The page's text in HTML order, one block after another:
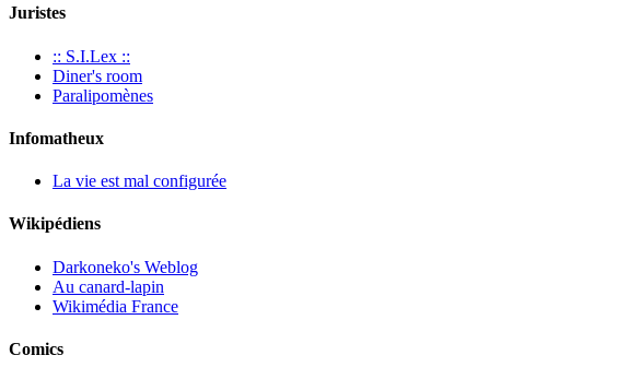
Juristes
:: S.I.Lex ::
Diner's room
Paralipomènes
Infomatheux
La vie est mal configurée
Wikipédiens
Darkoneko's Weblog
Au canard-lapin
Wikimédia France
Comics